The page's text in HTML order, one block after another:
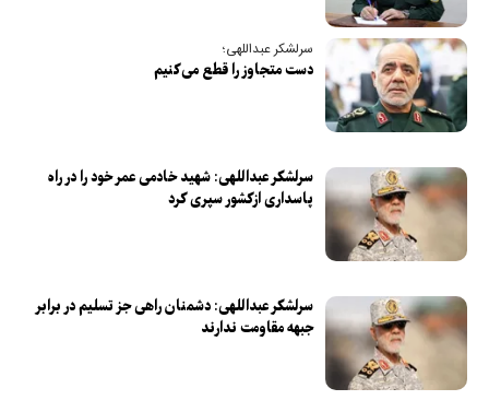
سرلشکر عبداللهی؛
دست متجاوز را قطع می‌کنیم
سرلشکر عبداللهی: شهید خادمی عمر خود را در راه
پاسداری ازکشور سپری کرد
سرلشکر عبداللهی: دشمنان راهی جز تسلیم در برابر
جبهه مقاومت ندارند